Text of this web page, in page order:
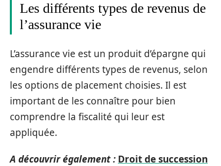
Les différents types de revenus de
l’assurance vie
L’assurance vie est un produit d’épargne qui
engendre différents types de revenus, selon
les options de placement choisies. Il est
important de les connaître pour bien
comprendre la fiscalité qui leur est
appliquée.
A découvrir également : Droit de succession